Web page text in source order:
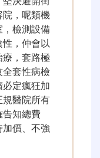
，呢類機
檢測設備
，仲會以
療，套路極
套性病檢
定瘋狂加
醫院所有
告知總費
價、不強